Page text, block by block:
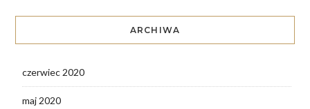
ARCHIWA
czerwiec 2020
maj 2020